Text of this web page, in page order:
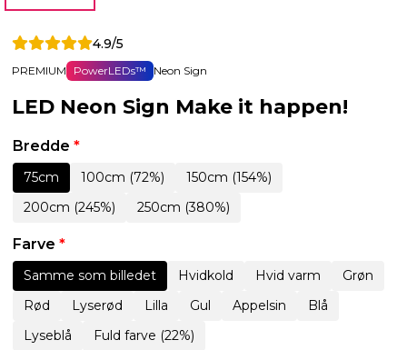
4.9/5
PREMIUM PowerLEDs™ Neon Sign
LED Neon Sign Make it happen!
Bredde *
75cm 100cm (72%)
150cm (154%)
200cm (245%)
250cm (380%)
Farve *
Samme som billedet Hvidkold Hvid varm
Grøn
Rød
Lyserød Lilla Gul Appelsin
Blå
Lyseblå
Fuld farve (22%)